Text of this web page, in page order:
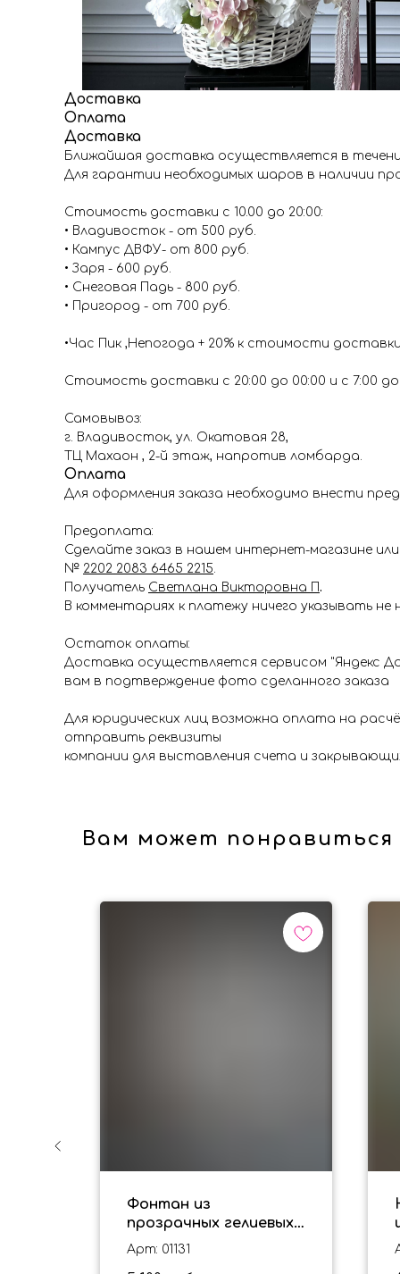
Доставка
Оплата
Доставка
Ближайшая доставка осуществляется в
Для гарантии необходимых шаров в наличии
Стоимость доставки с 10.00 до 20:00:
• Владивосток - от 500 руб.
• Кампус ДВФУ- от 800 руб.
• Заря - 600 руб.
• Снеговая Падь - 800 руб.
• Пригород - от 700 руб.
•Час Пик ,Непогода + 20% к стоимости доставки
Стоимость доставки с 20:00 до 00:00 и с 7:00 до
Самовывоз:
г. Владивосток, ул. Окатовая 28,
ТЦ Махаон , 2-й этаж, напротив ломбарда.
Оплата
Для оформления заказа необходимо внести
Предоплата:
Сделайте заказ в нашем интернет-магазине
№ 2202 2083 6465 2215.
Получатель Светлана Викторовна П.
В комментариях к платежу ничего указывать не
Остаток оплаты:
Доставка осуществляется сервисом "Яндекс
вам в подтверждение фото сделанного заказа
Для юридических лиц возможна оплата на
отправить реквизиты
компании для выставления счета и
Вам может понравиться
Фонтан из
прозрачных гелиевых
шариков "Шары с
конфетти"
Арт: 01131